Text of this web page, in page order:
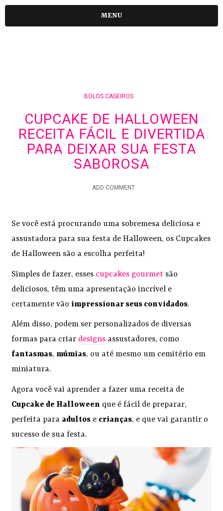
MENU
BOLOS CASEIROS
CUPCAKE DE HALLOWEEN
RECEITA FÁCIL E DIVERTIDA
PARA DEIXAR SUA FESTA
SABOROSA
ADD COMMENT
Se você está procurando uma sobremesa deliciosa e
assustadora para sua festa de Halloween, os Cupcakes
de Halloween são a escolha perfeita!
Simples de fazer, esses cupcakes gourmet são
deliciosos, têm uma apresentação incrível e
certamente vão impressionar seus convidados.
Além disso, podem ser personalizados de diversas
formas para criar designs assustadores, como
fantasmas, múmias, ou até mesmo um cemitério em
miniatura.
Agora você vai aprender a fazer uma receita de
Cupcake de Halloween que é fácil de preparar,
perfeita para adultos e crianças, e que vai garantir o
sucesso de sua festa.